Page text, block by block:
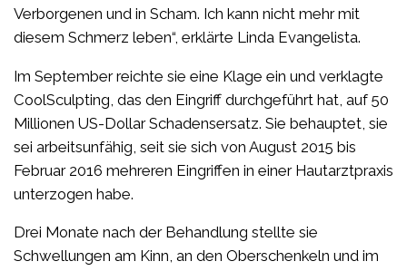
Verborgenen und in Scham. Ich kann nicht mehr mit
diesem Schmerz leben“, erklärte Linda Evangelista.
Im September reichte sie eine Klage ein und verklagte
CoolSculpting, das den Eingriff durchgeführt hat, auf 50
Millionen US-Dollar Schadensersatz. Sie behauptet, sie
sei arbeitsunfähig, seit sie sich von August 2015 bis
Februar 2016 mehreren Eingriffen in einer Hautarztpraxis
unterzogen habe.
Drei Monate nach der Behandlung stellte sie
Schwellungen am Kinn, an den Oberschenkeln und im